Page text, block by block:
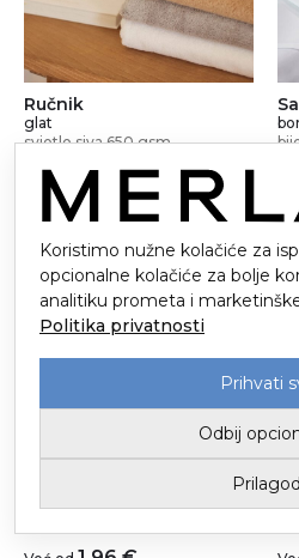
Ručnik
glat
svjetlo siva 650 gsm
Već od 5,99 €
Koristimo nužne kolačiće za
opcionalne kolačiće za bolje
analitiku prometa i
Politika privatnosti
Prihvati
Odbij